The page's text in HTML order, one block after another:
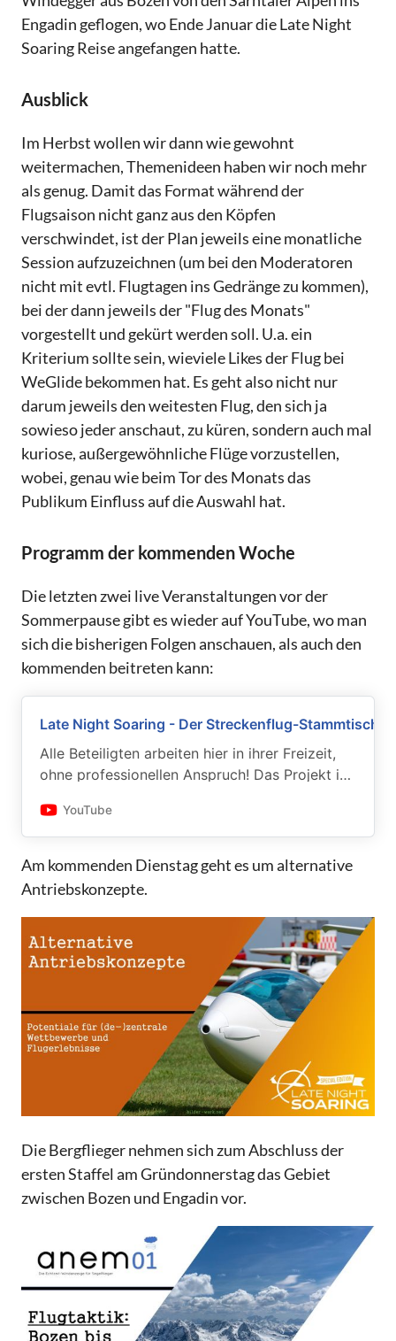
Engadin geflogen, wo Ende Januar die Late Night
Soaring Reise angefangen hatte.
Ausblick
Im Herbst wollen wir dann wie gewohnt
weitermachen, Themenideen haben wir noch mehr
als genug. Damit das Format während der
Flugsaison nicht ganz aus den Köpfen
verschwindet, ist der Plan jeweils eine monatliche
Session aufzuzeichnen (um bei den Moderatoren
nicht mit evtl. Flugtagen ins Gedränge zu kommen),
bei der dann jeweils der "Flug des Monats"
vorgestellt und gekürt werden soll. U.a. ein
Kriterium sollte sein, wieviele Likes der Flug bei
WeGlide bekommen hat. Es geht also nicht nur
darum jeweils den weitesten Flug, den sich ja
sowieso jeder anschaut, zu küren, sondern auch mal
kuriose, außergewöhnliche Flüge vorzustellen,
wobei, genau wie beim Tor des Monats das
Publikum Einfluss auf die Auswahl hat.
Programm der kommenden Woche
Die letzten zwei live Veranstaltungen vor der
Sommerpause gibt es wieder auf YouTube, wo man
sich die bisherigen Folgen anschauen, als auch den
kommenden beitreten kann:
Late Night Soaring - Der Streckenflug-Stammtisch
Alle Beteiligten arbeiten hier in ihrer Freizeit,
ohne professionellen Anspruch! Das Projekt ist
Unterwössener Streckenflieger entstanden.
Den bisher üblichen Klingelbeutel für die
Jugend-Streckenflugförderung gibt es auch
wieder:IBAN: DE92 7005 4306 005…
YouTube
Am kommenden Dienstag geht es um alternative
Antriebskonzepte.
Die Bergflieger nehmen sich zum Abschluss der
ersten Staffel am Gründonnerstag das Gebiet
zwischen Bozen und Engadin vor.